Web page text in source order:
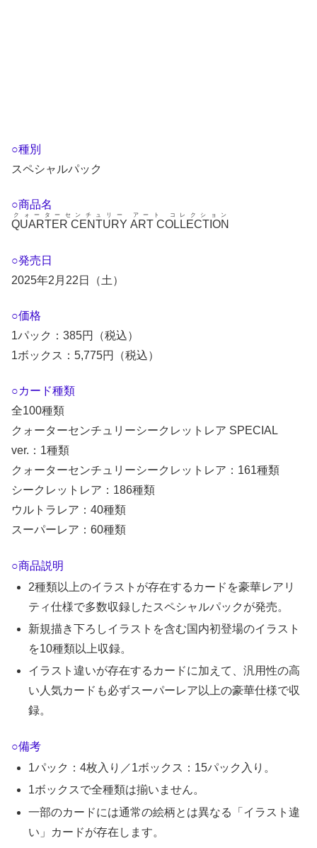
○種別
スペシャルパック
○商品名
QUARTER CENTURY ART COLLECTION
クォーターセンチュリー アート コレクション
○発売日
2025年2月22日（土）
○価格
1パック：385円（税込）
1ボックス：5,775円（税込）
○カード種類
全100種類
クォーターセンチュリーシークレットレア SPECIAL
ver.：1種類
クォーターセンチュリーシークレットレア：161種類
シークレットレア：186種類
ウルトラレア：40種類
スーパーレア：60種類
○商品説明
2種類以上のイラストが存在するカードを豪華レアリ
ティ仕様で多数収録したスペシャルパックが発売。
新規描き下ろしイラストを含む国内初登場のイラスト
を10種類以上収録。
イラスト違いが存在するカードに加えて、汎用性の高
い人気カードも必ずスーパーレア以上の豪華仕様で収
録。
○備考
1パック：4枚入り／1ボックス：15パック入り。
1ボックスで全種類は揃いません。
一部のカードには通常の絵柄とは異なる「イラスト違
い」カードが存在します。